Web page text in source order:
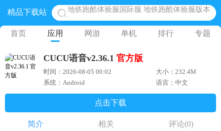
精品下载站
网易光遇手游正版 点亮星空共庆周年
黎明觉醒生机腾讯正版 黎明觉醒生机国际服
奥特曼王者传奇 正版奥特曼游戏
首页 应用 网游 单机 排行 专题
CUCU语音v2.36.1 官方版
时间：2026-08-05 00:02
大小：232.4M
系统：Android
语言：中文
点击下载
简介 相关 评论(0)